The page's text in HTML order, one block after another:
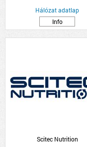
Hálózat adatlap
Info
Scitec Nutrition